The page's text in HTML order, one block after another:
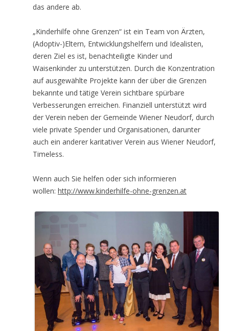
das andere ab.
„Kinderhilfe ohne Grenzen“ ist ein Team von Ärzten,
(Adoptiv-)Eltern, Entwicklungshelfern und Idealisten,
deren Ziel es ist, benachteiligte Kinder und
Waisenkinder zu unterstützen. Durch die Konzentration
auf ausgewählte Projekte kann der über die Grenzen
bekannte und tätige Verein sichtbare spürbare
Verbesserungen erreichen. Finanziell unterstützt wird
der Verein neben der Gemeinde Wiener Neudorf, durch
viele private Spender und Organisationen, darunter
auch ein anderer karitativer Verein aus Wiener Neudorf,
Timeless.
Wenn auch Sie helfen oder sich informieren
wollen: http://www.kinderhilfe-ohne-grenzen.at